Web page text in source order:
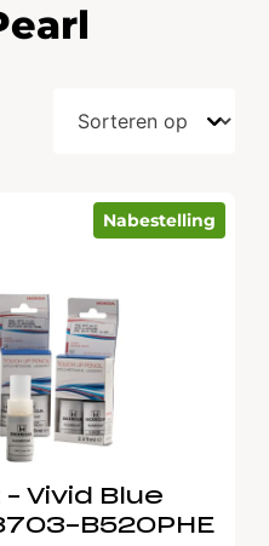
Nabestelling
Vivid Blue
B520PHE